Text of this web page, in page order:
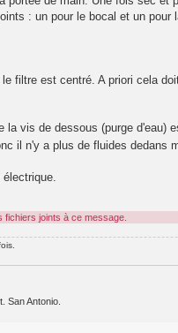
: un pour le bocal et un pour
filtre est centré. A priori cela
la vis de dessous (purge d'eau)
il n'y a plus de fluides dedans
fichiers joints à ce message.
San Antonio.